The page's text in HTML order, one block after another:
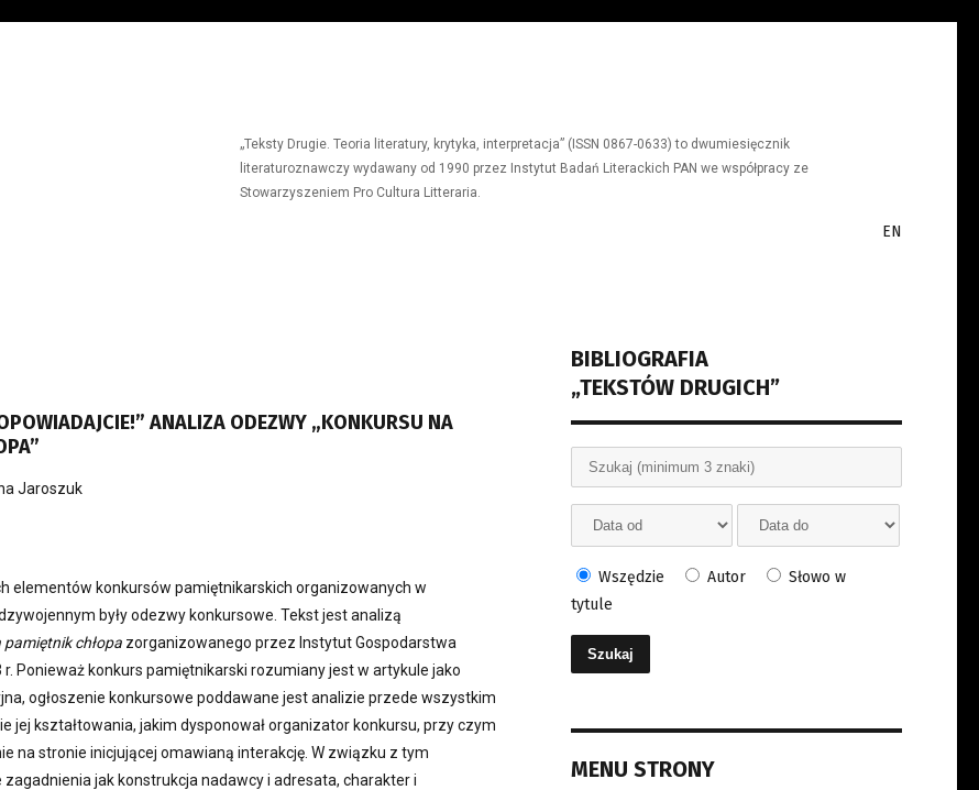
„Teksty Drugie. Teoria literatury, krytyka, interpretacja” (ISSN 0867-0633) to dwumiesięcznik
literaturoznawczy wydawany od 1990 przez Instytut Badań Literackich PAN we współpracy ze
Stowarzyszeniem Pro Cultura Litteraria.
EN
ANALIZA ODEZWY „KONKURSU NA
Jaroszuk
elementów konkursów pamiętnikarskich organizowanych w
były odezwy konkursowe. Tekst jest analizą
chłopa zorganizowanego przez Instytut Gospodarstwa
r. Ponieważ konkurs pamiętnikarski rozumiany jest w artykule jako
ogłoszenie konkursowe poddawane jest analizie przede wszystkim
jej kształtowania, jakim dysponował organizator konkursu, przy czym
na stronie inicjującej omawianą interakcję. W związku z tym
jak konstrukcja nadawcy i adresata, charakter i
BIBLIOGRAFIA
„TEKSTÓW DRUGICH”
Wszędzie Autor
Słowo w
tytule
MENU STRONY